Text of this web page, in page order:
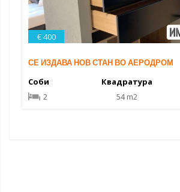
€ 400
СЕ ИЗДАВА НОВ СТАН ВО АЕРОДРОМ
Соби
2
Квадратура
54 m2